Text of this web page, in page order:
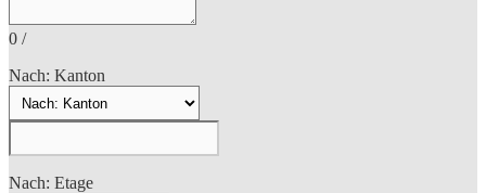
0 /
Nach: Kanton
Nach: Etage